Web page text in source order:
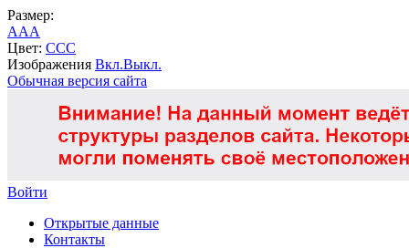
Размер:
AAA
Цвет: CCC
Изображения Вкл.Выкл.
Обычная версия сайта
Войти
Открытые данные
Контакты